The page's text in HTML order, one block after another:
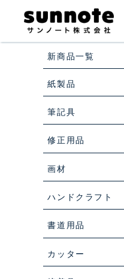
新商品一覧
紙製品
筆記具
修正用品
画材
ハンドクラフト
書道用品
カッター